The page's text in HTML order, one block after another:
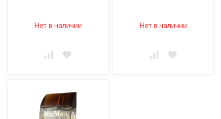
Нет в наличии Нет в наличии